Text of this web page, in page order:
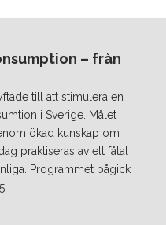
– från
till att stimulera en
i Sverige. Målet
ökad kunskap om
praktiseras av ett fåtal
Programmet pågick